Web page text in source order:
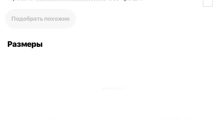
Подобрать похожие
Размеры